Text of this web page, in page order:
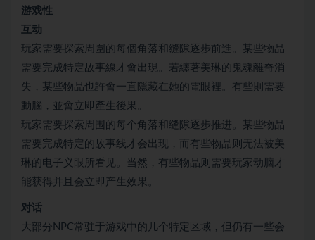
游戏性
互动
玩家需要探索周圍的每個角落和縫隙逐步前進。某些物品
需要完成特定故事線才會出現。若纏著美琳的鬼魂離奇消
失，某些物品也許會一直隱藏在她的電眼裡。有些則需要
動腦，並會立即產生後果。
玩家需要探索周围的每个角落和缝隙逐步推进。某些物品
需要完成特定的故事线才会出现，而有些物品则无法被美
琳的电子义眼所看见。当然，有些物品则需要玩家动脑才
能获得并且会立即产生效果。
对话
大部分NPC常驻于游戏中的几个特定区域，但仍有一些会